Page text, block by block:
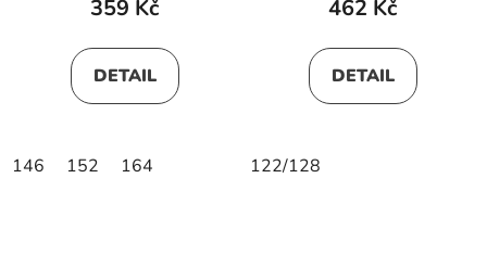
359 Kč
DETAIL
146 152 164
462 Kč
DETAIL
122/128